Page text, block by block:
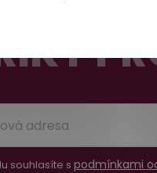
souhlasíte s podmínkami